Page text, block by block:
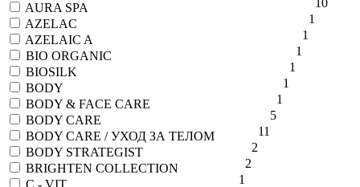
10
AURA SPA
1
AZELAC
1
AZELAIC A
1
BIO ORGANIC
1
BIOSILK
1
BODY
1
BODY & FACE CARE
5
BODY CARE
11
BODY CARE / УХОД ЗА ТЕЛОМ
2
BODY STRATEGIST
2
BRIGHTEN COLLECTION
1
C - VIT